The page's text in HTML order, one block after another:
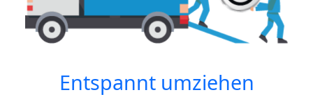
Entspannt umziehen